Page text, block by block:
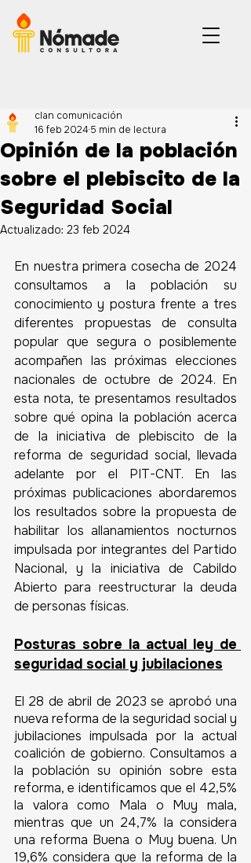
Opinión de la población
sobre el plebiscito de la
Seguridad Social
clan comunicación
16 feb 2024 5 min de lectura
Actualizado: 23 feb 2024
En nuestra primera cosecha de 2024
consultamos a la población su
conocimiento y postura frente a tres
diferentes propuestas de consulta
popular que segura o posiblemente
acompañen las próximas elecciones
nacionales de octubre de 2024. En
esta nota, te presentamos resultados
sobre qué opina la población acerca
de la iniciativa de plebiscito de la
reforma de seguridad social, llevada
adelante por el PIT-CNT. En las
próximas publicaciones abordaremos
los resultados sobre la propuesta de
habilitar los allanamientos nocturnos
impulsada por integrantes del Partido
Nacional, y la iniciativa de Cabildo
Abierto para reestructurar la deuda
de personas físicas.
Posturas sobre la actual ley de
seguridad social y jubilaciones
El 28 de abril de 2023 se aprobó una
nueva reforma de la seguridad social y
jubilaciones impulsada por la actual
coalición de gobierno. Consultamos a
la población su opinión sobre esta
reforma, e identificamos que el 42,5%
la valora como Mala o Muy mala,
mientras que un 24,7% la considera
una reforma Buena o Muy buena. Un
19,6% considera que la reforma de la